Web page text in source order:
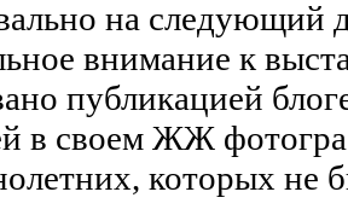
на следующий
внимание к
публикацией
в своем ЖЖ
которых не